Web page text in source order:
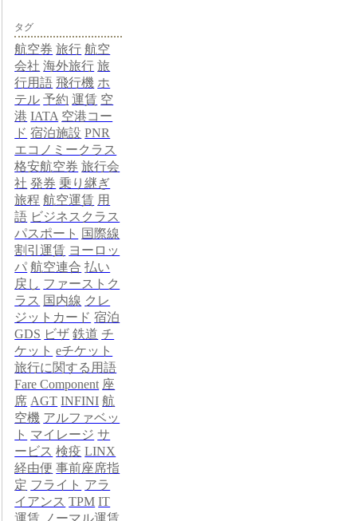
タグ
航空券 旅行 航空
会社 海外旅行 旅
行用語 飛行機 ホ
テル 予約 運賃 空
港 IATA 空港コー
ド 宿泊施設 PNR
エコノミークラス
格安航空券 旅行会
社 発券 乗り継ぎ
旅程 航空運賃 用
語 ビジネスクラス
パスポート 国際線
割引運賃 ヨーロッ
パ 航空連合 払い
戻し ファーストク
ラス 国内線 クレ
ジットカード 宿泊
GDS ビザ 鉄道 チ
ケット eチケット
旅行に関する用語
Fare Component 座
席 AGT INFINI 航
空機 アルファベッ
ト マイレージ サ
ービス 検疫 LINX
経由便 事前座席指
定 フライト アラ
イアンス TPM IT